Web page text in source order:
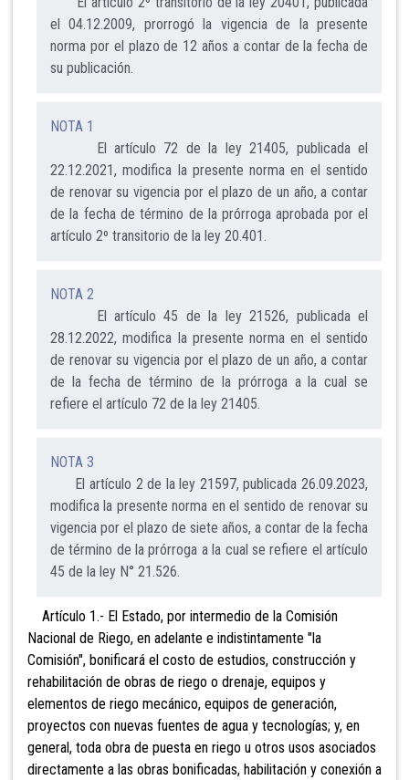
el 04.12.2009, prorrogó la vigencia de la presente
norma por el plazo de 12 años a contar de la fecha de
su publicación.
NOTA 1
El artículo 72 de la ley 21405, publicada el
22.12.2021, modifica la presente norma en el sentido
de renovar su vigencia por el plazo de un año, a contar
de la fecha de término de la prórroga aprobada por el
artículo 2º transitorio de la ley 20.401.
NOTA 2
El artículo 45 de la ley 21526, publicada el
28.12.2022, modifica la presente norma en el sentido
de renovar su vigencia por el plazo de un año, a contar
de la fecha de término de la prórroga a la cual se
refiere el artículo 72 de la ley 21405.
NOTA 3
El artículo 2 de la ley 21597, publicada 26.09.2023,
modifica la presente norma en el sentido de renovar su
vigencia por el plazo de siete años, a contar de la fecha
de término de la prórroga a la cual se refiere el artículo
45 de la ley N° 21.526.
Artículo 1.- El Estado, por intermedio de la Comisión
Nacional de Riego, en adelante e indistintamente "la
Comisión", bonificará el costo de estudios, construcción y
rehabilitación de obras de riego o drenaje, equipos y
elementos de riego mecánico, equipos de generación,
proyectos con nuevas fuentes de agua y tecnologías; y, en
general, toda obra de puesta en riego u otros usos asociados
directamente a las obras bonificadas, habilitación y conexión a